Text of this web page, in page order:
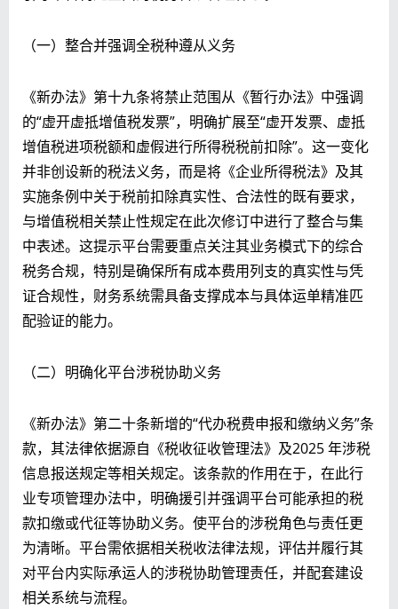
（一）整合并强调全税种遵从义务
《新办法》第十九条将禁止范围从《暂行办法》中强调
的“虚开虚抵增值税发票”，明确扩展至“虚开发票、虚抵
增值税进项税额和虚假进行所得税税前扣除”。这一变化
并非创设新的税法义务，而是将《企业所得税法》及其
实施条例中关于税前扣除真实性、合法性的既有要求，
与增值税相关禁止性规定在此次修订中进行了整合与集
中表述。这提示平台需要重点关注其业务模式下的综合
税务合规，特别是确保所有成本费用列支的真实性与凭
证合规性，财务系统需具备支撑成本与具体运单精准匹
配验证的能力。
（二）明确化平台涉税协助义务
《新办法》第二十条新增的“代办税费申报和缴纳义务”条
款，其法律依据源自《税收征收管理法》及2025 年涉税
信息报送规定等相关规定。该条款的作用在于，在此行
业专项管理办法中，明确援引并强调平台可能承担的税
款扣缴或代征等协助义务。使平台的涉税角色与责任更
为清晰。平台需依据相关税收法律法规，评估并履行其
对平台内实际承运人的涉税协助管理责任，并配套建设
相关系统与流程。